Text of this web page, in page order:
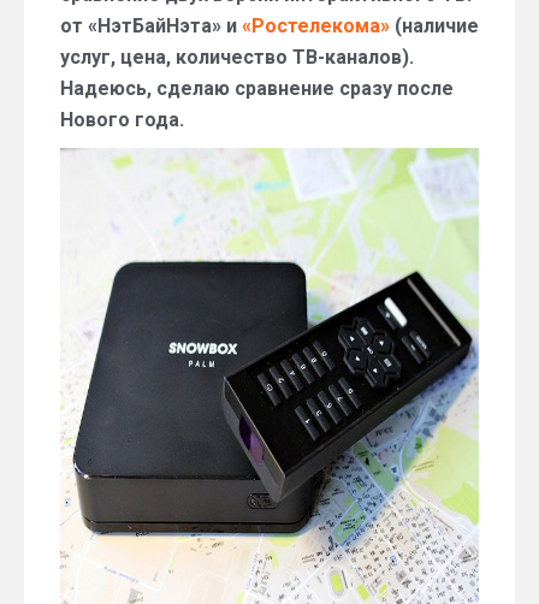
от «НэтБайНэта» и «Ростелекома» (наличие
услуг, цена, количество ТВ-каналов).
Надеюсь, сделаю сравнение сразу после
Нового года.